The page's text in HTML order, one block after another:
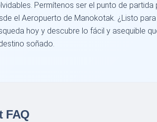
Permítenos ser el punto de
el Aeropuerto de Manokotak. ¿Listo
hoy y descubre lo fácil y asequible
soñado.
FAQ